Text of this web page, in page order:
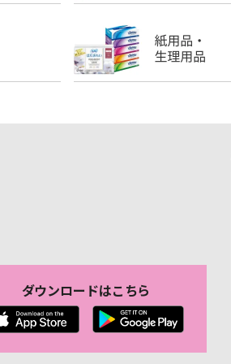
ダウンロードはこちら